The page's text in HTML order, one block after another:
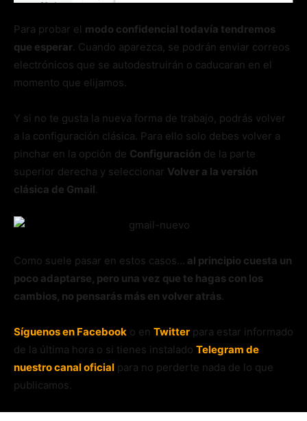
Para probar el modo confidencial todavía tendremos
que esperar. Cuando aparezca, se podrán enviar correos
electrónicos que se autodestruirán o caducaran en el
momento que elijamos.
Y si no te gusta la nueva forma de trabajo, podrás volver
a la configuración clásica. Para ello solo debes volver a
pinchar en la opción de Configuración de la parte
superior derecha y seleccionar Volver a la versión
clásica de Gmail.
Como suele pasar en estos casos… al principio cuesta un
poco adaptarse, pero una vez que te hagas con los
cambios, no pensarás más en volver atrás.
Síguenos en Facebook o en Twitter para estar informado
de la última hora o si tienes instalado Telegram de
nuestro canal oficial para no perderte nada de lo que
publicamos.